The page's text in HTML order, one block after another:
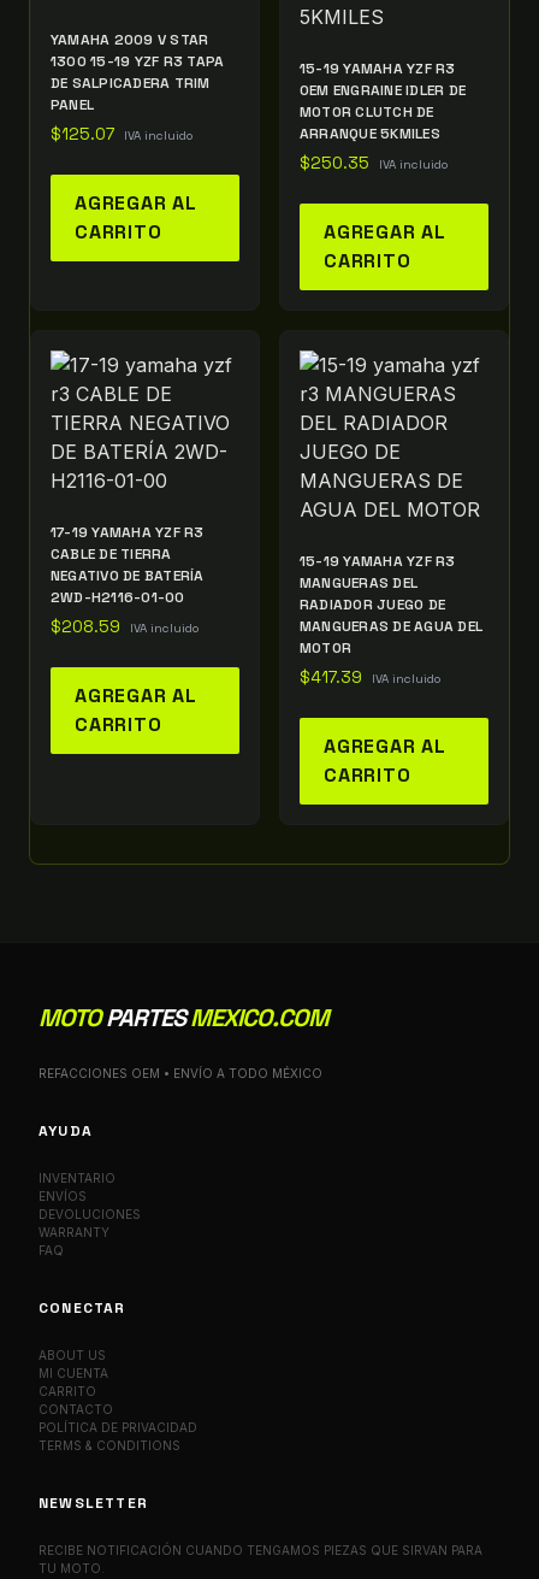
YAMAHA 2009 V STAR
1300 15-19 YZF R3 TAPA
DE SALPICADERA TRIM
PANEL
$125.07 IVA incluido
AGREGAR AL
CARRITO
15-19 YAMAHA YZF R3
OEM ENGRAINE IDLER DE
MOTOR CLUTCH DE
ARRANQUE 5KMILES
$250.35 IVA incluido
AGREGAR AL
CARRITO
17-19 YAMAHA YZF R3
CABLE DE TIERRA
NEGATIVO DE BATERÍA
2WD-H2116-01-00
$208.59 IVA incluido
AGREGAR AL
CARRITO
15-19 YAMAHA YZF R3
MANGUERAS DEL
RADIADOR JUEGO DE
MANGUERAS DE AGUA DEL
MOTOR
$417.39 IVA incluido
AGREGAR AL
CARRITO
MOTOPARTESMEXICO.COM
REFACCIONES OEM • ENVÍO A TODO MÉXICO
AYUDA
INVENTARIO
ENVÍOS
DEVOLUCIONES
WARRANTY
FAQ
CONECTAR
ABOUT US
MI CUENTA
CARRITO
CONTACTO
POLÍTICA DE PRIVACIDAD
TERMS & CONDITIONS
NEWSLETTER
RECIBE NOTIFICACIÓN CUANDO TENGAMOS PIEZAS QUE SIRVAN PARA
TU MOTO.